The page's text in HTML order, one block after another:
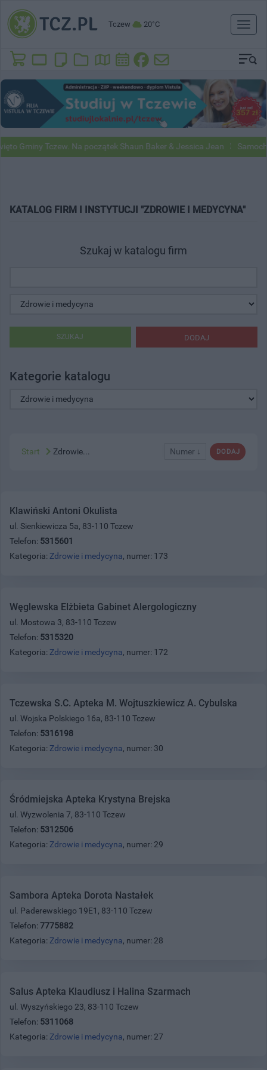
Tczew 20°C
Toggle
Gminy Tczew. Na początek Shaun Baker & Jessica Jean
KATALOG FIRM I INSTYTUCJI "ZDROWIE I MEDYCYNA"
Szukaj w katalogu firm
DODAJ
SZUKAJ
Kategorie katalogu
DODAJ
Numer ↓
Start Zdrowie...
Klawiński Antoni Okulista
ul. Sienkiewicza 5a, 83-110 Tczew
Telefon: 5315601
Kategoria: Zdrowie i medycyna, numer: 173
Węglewska Elżbieta Gabinet Alergologiczny
ul. Mostowa 3, 83-110 Tczew
Telefon: 5315320
Kategoria: Zdrowie i medycyna, numer: 172
Tczewska S.C. Apteka M. Wojtuszkiewicz A. Cybulska
ul. Wojska Polskiego 16a, 83-110 Tczew
Telefon: 5316198
Kategoria: Zdrowie i medycyna, numer: 30
Śródmiejska Apteka Krystyna Brejska
ul. Wyzwolenia 7, 83-110 Tczew
Telefon: 5312506
Kategoria: Zdrowie i medycyna, numer: 29
Sambora Apteka Dorota Nastałek
ul. Paderewskiego 19E1, 83-110 Tczew
Telefon: 7775882
Kategoria: Zdrowie i medycyna, numer: 28
Salus Apteka Klaudiusz i Halina Szarmach
ul. Wyszyńskiego 23, 83-110 Tczew
Telefon: 5311068
Kategoria: Zdrowie i medycyna, numer: 27